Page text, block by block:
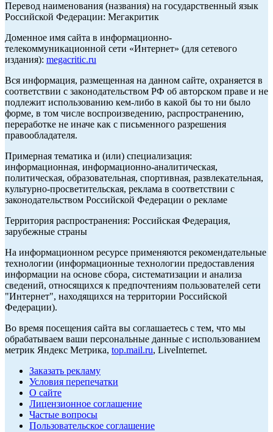
Перевод наименования (названия) на государственный язык
Российской Федерации: Мегакритик
Доменное имя сайта в информационно-
телекоммуникационной сети «Интернет» (для сетевого
издания): megacritic.ru
Вся информация, размещенная на данном сайте, охраняется в
соответствии с законодательством РФ об авторском праве и не
подлежит использованию кем-либо в какой бы то ни было
форме, в том числе воспроизведению, распространению,
переработке не иначе как с письменного разрешения
правообладателя.
Примерная тематика и (или) специализация:
информационная, информационно-аналитическая,
политическая, образовательная, спортивная, развлекательная,
культурно-просветительская, реклама в соответствии с
законодательством Российской Федерации о рекламе
Территория распространения: Российская Федерация,
зарубежные страны
На информационном ресурсе применяются рекомендательные
технологии (информационные технологии предоставления
информации на основе сбора, систематизации и анализа
сведений, относящихся к предпочтениям пользователей сети
"Интернет", находящихся на территории Российской
Федерации).
Во время посещения сайта вы соглашаетесь с тем, что мы
обрабатываем ваши персональные данные с использованием
метрик Яндекс Метрика, top.mail.ru, LiveInternet.
Заказать рекламу
Условия перепечатки
О сайте
Лицензионное соглашение
Частые вопросы
Пользовательское соглашение